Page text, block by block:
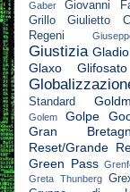
Gaber
Giovanni
Grillo
Giulietto
Regeni
Giustizia Gladio
Glaxo Glifosato
Standard
Golem Golpe
Gran
Reset/Grande
Green Pass
Greta Thunberg